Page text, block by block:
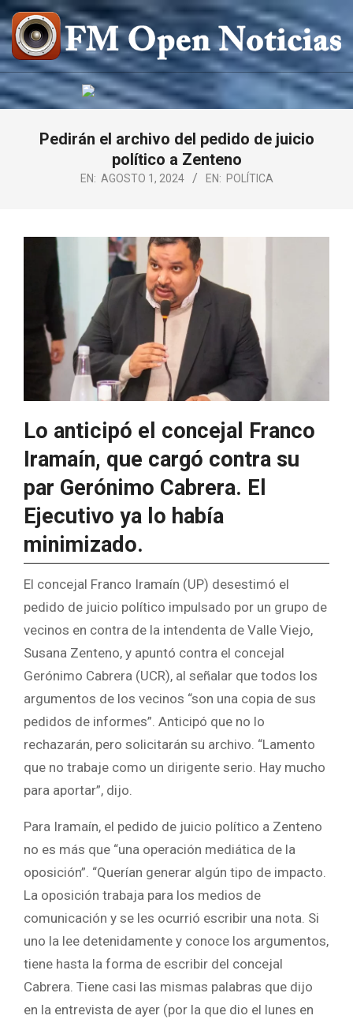
Saltar
al
contenido
FM
OPEN
NOTICIAS
Pedirán el archivo del pedido de juicio
político a Zenteno
EN: AGOSTO 1, 2024 EN: POLÍTICA
Lo anticipó el concejal Franco
Iramaín, que cargó contra su
par Gerónimo Cabrera. El
Ejecutivo ya lo había
minimizado.
El concejal Franco Iramaín (UP) desestimó el
pedido de juicio político impulsado por un grupo de
vecinos en contra de la intendenta de Valle Viejo,
Susana Zenteno, y apuntó contra el concejal
Gerónimo Cabrera (UCR), al señalar que todos los
argumentos de los vecinos “son una copia de sus
pedidos de informes”. Anticipó que no lo
rechazarán, pero solicitarán su archivo. “Lamento
que no trabaje como un dirigente serio. Hay mucho
para aportar”, dijo.
Para Iramaín, el pedido de juicio político a Zenteno
no es más que “una operación mediática de la
oposición”. “Querían generar algún tipo de impacto.
La oposición trabaja para los medios de
comunicación y se les ocurrió escribir una nota. Si
uno la lee detenidamente y conoce los argumentos,
tiene hasta la forma de escribir del concejal
Cabrera. Tiene casi las mismas palabras que dijo
en la entrevista de ayer (por la que dio el lunes en